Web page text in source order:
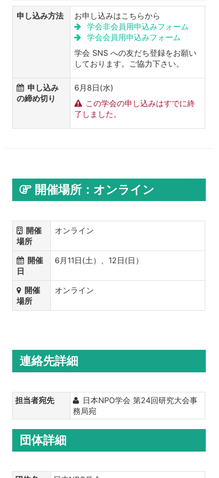
申し込み方法
お申し込みはこちらから
学会非会員用申込みフォーム
学会会員用申込みフォーム
学会 SNS への友だち登録をお願い
しております。ご協力下さい。
申し込み
の締め切り
6月8日(水)
この学会の申し込みはすでに終
了しました。
開催場所：オンライン
開催
場所
オンライン
開催
日
6月11日(土）、12日(日）
開催
場所
オンライン
連絡先詳細
担当者宛先
日本NPO学会 第24回研究大会事
務局宛
団体詳細